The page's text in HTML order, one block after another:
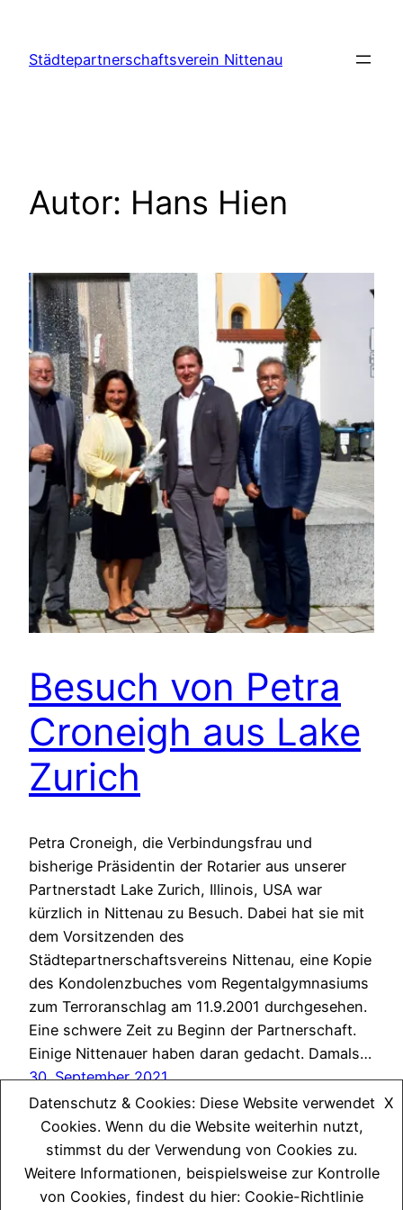
springen
Städtepartnerschaftsverein Nittenau
Autor: Hans Hien
Besuch von Petra
Croneigh aus Lake
Zurich
Petra Croneigh, die Verbindungsfrau und
bisherige Präsidentin der Rotarier aus unserer
Partnerstadt Lake Zurich, Illinois, USA war
kürzlich in Nittenau zu Besuch. Dabei hat sie mit
dem Vorsitzenden des
Städtepartnerschaftsvereins Nittenau, eine Kopie
des Kondolenzbuches vom Regentalgymnasiums
zum Terroranschlag am 11.9.2001 durchgesehen.
Eine schwere Zeit zu Beginn der Partnerschaft.
Einige Nittenauer haben daran gedacht. Damals…
30. September 2021
Datenschutz & Cookies: Diese Website verwendet
Cookies. Wenn du die Website weiterhin nutzt,
stimmst du der Verwendung von Cookies zu.
Weitere Informationen, beispielsweise zur Kontrolle
von Cookies, findest du hier: Cookie-Richtlinie
X